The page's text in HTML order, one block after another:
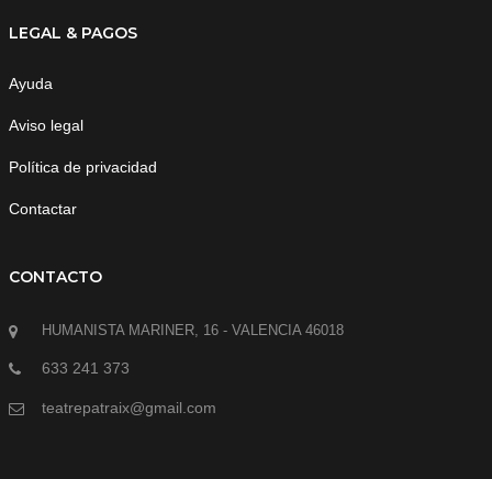
LEGAL & PAGOS
Ayuda
Aviso legal
Política de privacidad
Contactar
CONTACTO
HUMANISTA MARINER, 16 - VALENCIA 46018
633 241 373
teatrepatraix@gmail.com